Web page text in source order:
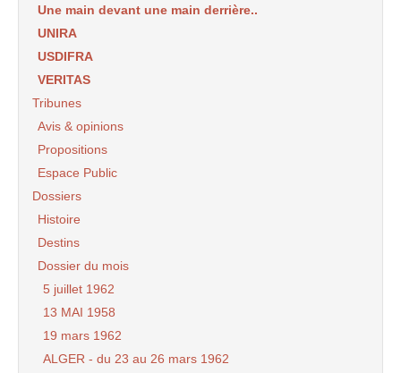
Une main devant une main derrière..
UNIRA
USDIFRA
VERITAS
Tribunes
Avis & opinions
Propositions
Espace Public
Dossiers
Histoire
Destins
Dossier du mois
5 juillet 1962
13 MAI 1958
19 mars 1962
ALGER - du 23 au 26 mars 1962